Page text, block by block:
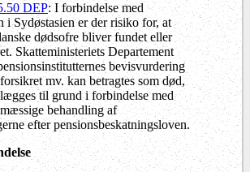
DEP: I forbindelse med
i Sydøstasien er der risiko for, at
dødsofre bliver fundet eller
Skatteministeriets Departement
bevisvurdering
mv. kan betragtes som død,
til grund i forbindelse med
behandling af
efter pensionsbeskatningsloven.